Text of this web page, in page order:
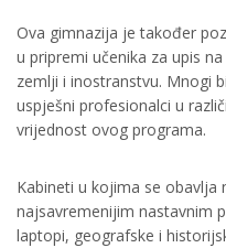
Ova gimnazija je također
u pripremi učenika za upis
zemlji i inostranstvu. Mnogi
uspješni profesionalci u
vrijednost ovog programa.
Kabineti u kojima se obavlja
najsavremenijim nastavnim
laptopi, geografske i